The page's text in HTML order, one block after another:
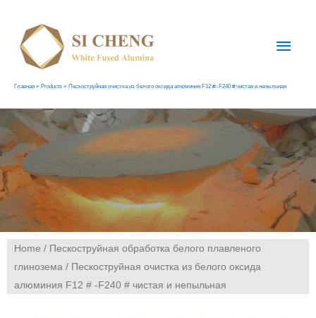
Главная Products Пескоструйная очистка из белого оксида алюминия F12 # -F240 # чистая и непыльная
Home / Пескоструйная обработка белого плавленого
глинозема / Пескоструйная очистка из белого оксида
алюминия F12 # -F240 # чистая и непыльная